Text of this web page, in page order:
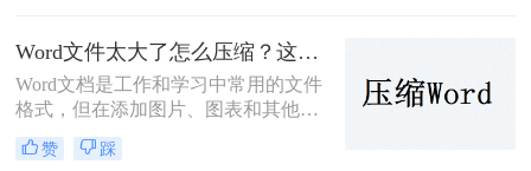
将介绍三种有效的方法，并对每种方
法进行简要分析。
Word文件太大了怎么压缩？这四个快速方法值得试试！
Word文档是工作和学习中常用的文件
格式，但在添加图片、图表和其他媒
体元素后，文件大小可能会迅速增
加。大型Word文件不仅占用存储空
赞 踩